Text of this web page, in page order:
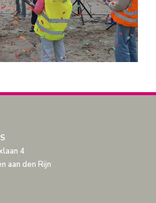
4
aan den Rijn